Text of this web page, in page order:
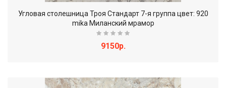
Угловая столешница Троя Стандарт 7-я группа цвет: 920
mika Миланский мрамор
9150р.